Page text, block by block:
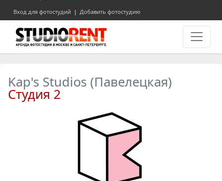
Вход для фотостудий | Добавить фотостудию
Kap's Studios (Павелецкая)
Студия 2